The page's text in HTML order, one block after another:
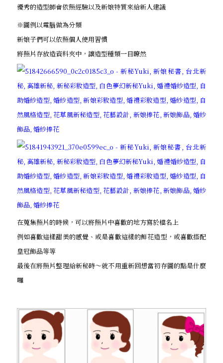
優秀的造型師會依照經驗以及新娘特質來給新人建議
※圖例以電腦做為分類
新娘子們可以依照個人使用習慣
將照片存放造資料夾中，讓造型種類一目瞭然
在蒐集照片的時候，可以將照片中喜歡的地方寫於檔名上
例如喜歡這樣甜美的感覺、或是喜歡這樣的鮮花造型，或喜歡搭配
皇冠飾品等等
最後在將照片整理給新秘時～就不用重新回想當初存圖的點是什麼
囉